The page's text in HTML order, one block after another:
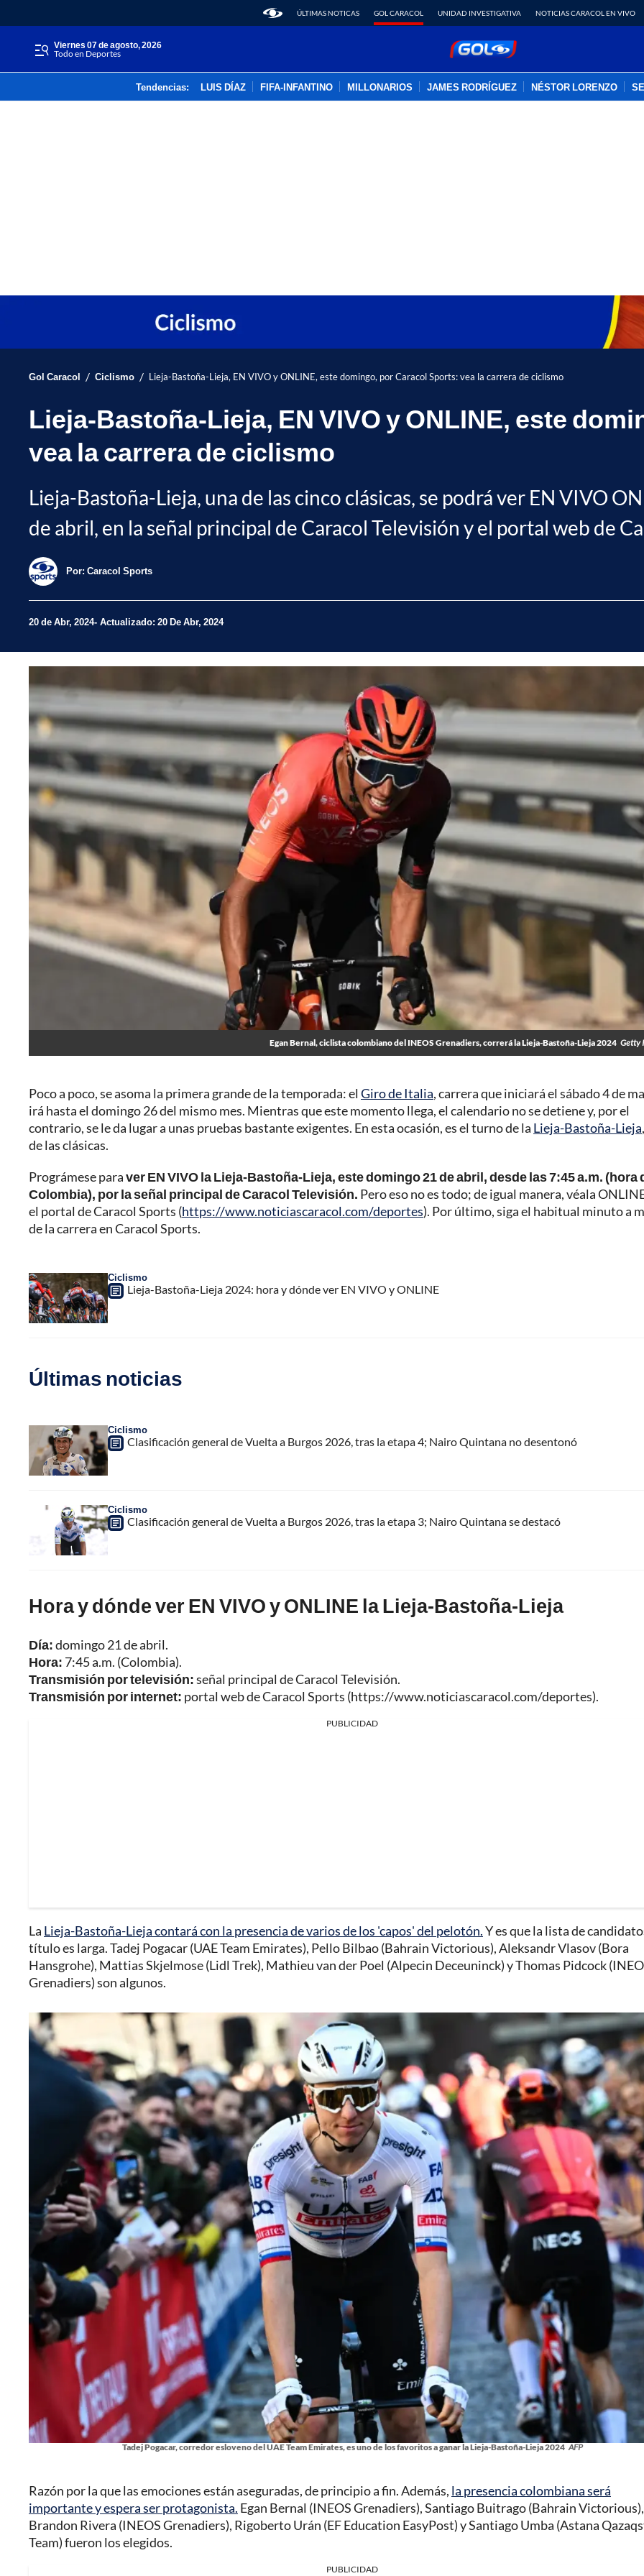
ÚLTIMAS NOTICAS GOL CARACOL UNIDAD INVESTIGATIVA NOTICIAS CARACOL EN VIVO
viernes 07 de agosto, 2026
Todo en Deportes
Tendencias: LUIS DÍAZ FIFA-INFANTINO MILLONARIOS JAMES RODRÍGUEZ NÉSTOR LORENZO
Gol Caracol / Ciclismo / Lieja-Bastoña-Lieja, EN VIVO y ONLINE, este domingo, por Caracol Sports: vea la carrera de ciclismo
Lieja-Bastoña-Lieja, EN VIVO y ONLINE, este
vea la carrera de ciclismo
Lieja-Bastoña-Lieja, una de las cinco clásicas, se podrá ver EN VIVO
de abril, en la señal principal de Caracol Televisión y el portal web de
Por: Caracol Sports
20 de Abr, 2024 Actualizado: 20 De Abr, 2024
Egan Bernal, ciclista colombiano del INEOS Grenadiers, correrá la Lieja-Bastoña-Lieja 2024 Getty
Poco a poco, se asoma la primera grande de la temporada: el Giro de Italia, carrera que iniciará el sábado 4 de
irá hasta el domingo 26 del mismo mes. Mientras que este momento llega, el calendario no se detiene y, por el
contrario, se le da lugar a unas pruebas bastante exigentes. En esta ocasión, es el turno de la Lieja-Bastoña-Lieja
de las clásicas.
Prográmese paraver EN VIVO la Lieja-Bastoña-Lieja, este domingo 21 de abril, desde las 7:45 a.m. (hora
Colombia), por la señal principal de Caracol Televisión. Pero eso no es todo; de igual manera, véala
el portal de Caracol Sports (https://www.noticiascaracol.com/deportes). Por último, siga el habitual minuto a
de la carrera en Caracol Sports.
Ciclismo
Lieja-Bastoña-Lieja 2024: hora y dónde ver EN VIVO y ONLINE
Últimas noticias
Ciclismo
Clasificación general de Vuelta a Burgos 2026, tras la etapa 4; Nairo Quintana no desentonó
Ciclismo
Clasificación general de Vuelta a Burgos 2026, tras la etapa 3; Nairo Quintana se destacó
Hora y dónde ver EN VIVO y ONLINE la Lieja-Bastoña-Lieja
Día:domingo 21 de abril.
Hora: 7:45 a.m. (Colombia).
Transmisión por televisión:señal principal de Caracol Televisión.
Transmisión por internet: portal web de Caracol Sports (https://www.noticiascaracol.com/deportes).
PUBLICIDAD
La Lieja-Bastoña-Lieja contará con la presencia de varios de los 'capos' del pelotón.Y es que la lista de
título es larga. Tadej Pogacar (UAE Team Emirates), Pello Bilbao (Bahrain Victorious), Aleksandr Vlasov (Bora
Hansgrohe), Mattias Skjelmose (Lidl Trek), Mathieu van der Poel (Alpecin Deceuninck) y Thomas Pidcock
Grenadiers) son algunos.
Tadej Pogacar, corredor esloveno del UAE Team Emirates, es uno de los favoritos a ganar la Lieja-Bastoña-Lieja 2024 AFP
Razón por la que las emociones están aseguradas, de principio a fin. Además, la presencia colombiana será
importante y espera ser protagonista. Egan Bernal (INEOS Grenadiers), Santiago Buitrago (Bahrain Victorious),
Brandon Rivera (INEOS Grenadiers), Rigoberto Urán (EF Education EasyPost) y Santiago Umba (Astana
Team) fueron los elegidos.
PUBLICIDAD